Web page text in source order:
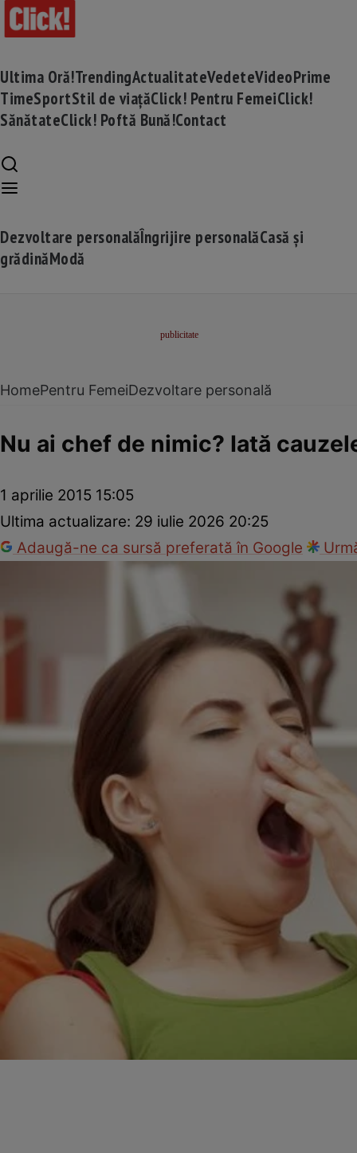
Ultima Oră!TrendingActualitateVedeteVideoPrime
TimeSportStil de viațăClick! Pentru FemeiClick!
SănătateClick! Poftă Bună!Contact
Dezvoltare personalăÎngrijire personalăCasă și
grădinăModă
HomePentru FemeiDezvoltare personală
Nu ai chef de nimic? Iată
1 aprilie 2015 15:05
Ultima actualizare: 29 iulie 2026 20:25
Adaugă-ne ca sursă preferată în Google